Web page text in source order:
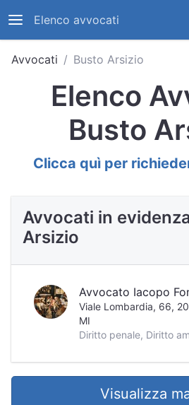
Elenco avvocati
Avvocati Busto Arsizio
Elenco
Busto
Clicca quì per
Avvocati in
Arsizio
Avvocato Iacopo
Viale Lombardia, 66,
MI
Visualizza